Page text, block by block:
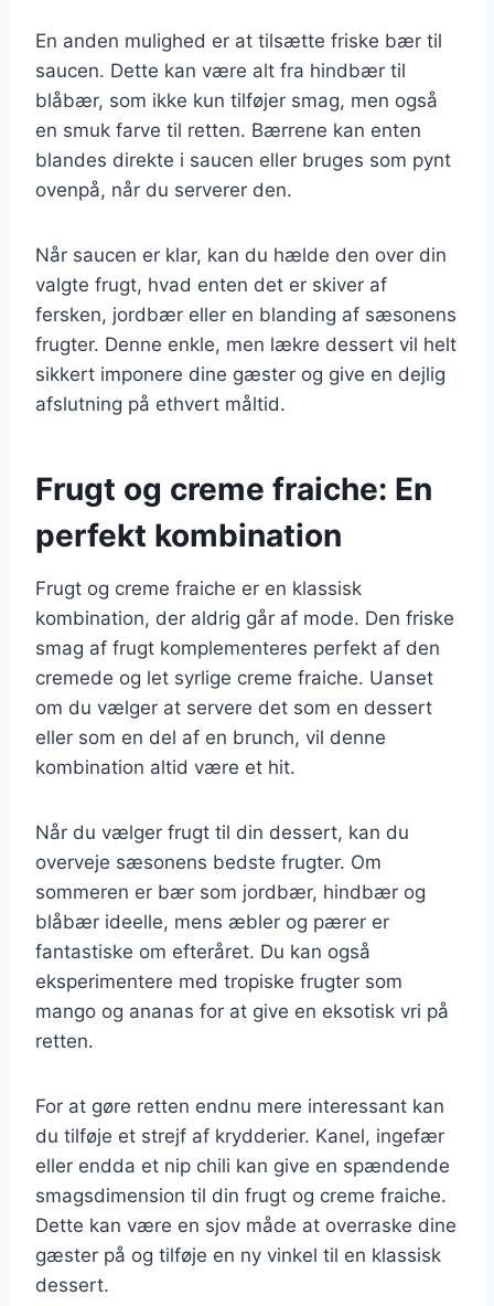
En anden mulighed er at tilsætte friske bær til
saucen. Dette kan være alt fra hindbær til
blåbær, som ikke kun tilføjer smag, men også
en smuk farve til retten. Bærrene kan enten
blandes direkte i saucen eller bruges som pynt
ovenpå, når du serverer den.
Når saucen er klar, kan du hælde den over din
valgte frugt, hvad enten det er skiver af
fersken, jordbær eller en blanding af sæsonens
frugter. Denne enkle, men lækre dessert vil helt
sikkert imponere dine gæster og give en dejlig
afslutning på ethvert måltid.
Frugt og creme fraiche: En
perfekt kombination
Frugt og creme fraiche er en klassisk
kombination, der aldrig går af mode. Den friske
smag af frugt komplementeres perfekt af den
cremede og let syrlige creme fraiche. Uanset
om du vælger at servere det som en dessert
eller som en del af en brunch, vil denne
kombination altid være et hit.
Når du vælger frugt til din dessert, kan du
overveje sæsonens bedste frugter. Om
sommeren er bær som jordbær, hindbær og
blåbær ideelle, mens æbler og pærer er
fantastiske om efteråret. Du kan også
eksperimentere med tropiske frugter som
mango og ananas for at give en eksotisk vri på
retten.
For at gøre retten endnu mere interessant kan
du tilføje et strejf af krydderier. Kanel, ingefær
eller endda et nip chili kan give en spændende
smagsdimension til din frugt og creme fraiche.
Dette kan være en sjov måde at overraske dine
gæster på og tilføje en ny vinkel til en klassisk
dessert.